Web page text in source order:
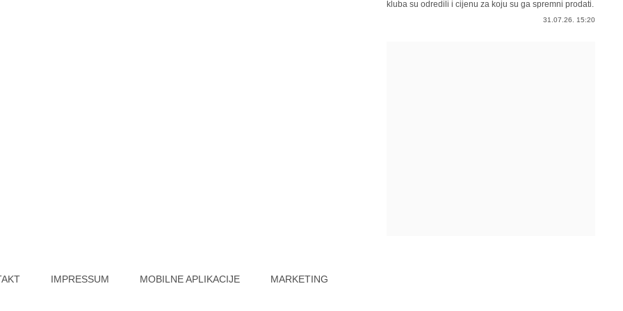
kluba su odredili i cijenu za koju su ga spremni prodati.
31.07.26. 15:20
IMPRESSUM MOBILNE APLIKACIJE MARKETING